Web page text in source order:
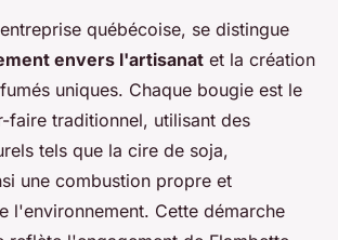
québécoise, se distingue
envers l'artisanat et la création
uniques. Chaque bougie est le
faire traditionnel, utilisant des
tels que la cire de soja,
une combustion propre et
l'environnement. Cette démarche